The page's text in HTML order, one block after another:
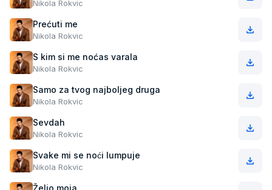
Nikola Rokvic
Prećuti me
Nikola Rokvic
S kim si me noćas varala
Nikola Rokvic
Samo za tvog najboljeg druga
Nikola Rokvic
Sevdah
Nikola Rokvic
Svake mi se noći lumpuje
Nikola Rokvic
Željo moja